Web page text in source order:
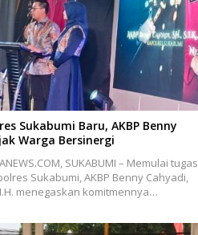
Sukabumi Baru, AKBP Benny
Warga Bersinergi
SUKABUMI – Memulai tugas
Sukabumi, AKBP Benny Cahyadi,
menegaskan komitmennya…